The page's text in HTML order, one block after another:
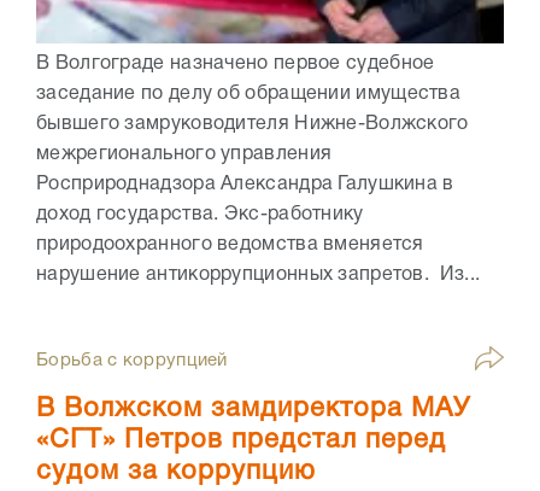
В Волгограде назначено первое судебное
заседание по делу об обращении имущества
бывшего замруководителя Нижне-Волжского
межрегионального управления
Росприроднадзора Александра Галушкина в
доход государства. Экс-работнику
природоохранного ведомства вменяется
нарушение антикоррупционных запретов. Из...
Борьба с коррупцией
В Волжском замдиректора МАУ
«СГТ» Петров предстал перед
судом за коррупцию